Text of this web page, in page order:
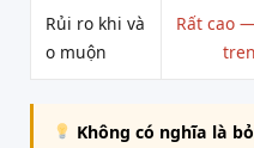
Rủi ro khi và
o muộn
Rất cao
Không có nghĩa là